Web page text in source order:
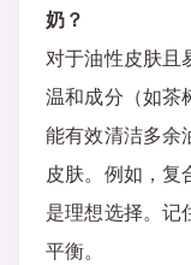
奶？
对于油性皮肤且
温和成分（如茶
能有效清洁多余
皮肤。例如，复
是理想选择。记
平衡。